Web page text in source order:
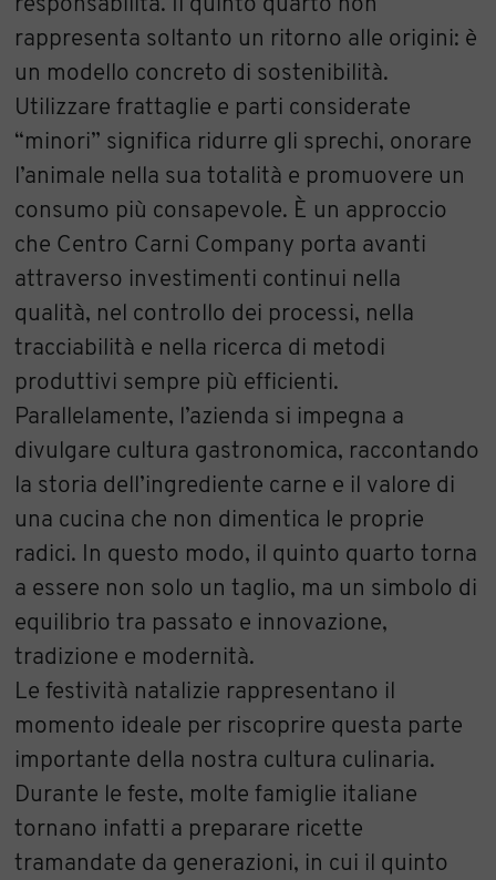
responsabilità. Il quinto quarto non
rappresenta soltanto un ritorno alle origini: è
un modello concreto di sostenibilità.
Utilizzare frattaglie e parti considerate
“minori” significa ridurre gli sprechi, onorare
l’animale nella sua totalità e promuovere un
consumo più consapevole. È un approccio
che Centro Carni Company porta avanti
attraverso investimenti continui nella
qualità, nel controllo dei processi, nella
tracciabilità e nella ricerca di metodi
produttivi sempre più efficienti.
Parallelamente, l’azienda si impegna a
divulgare cultura gastronomica, raccontando
la storia dell’ingrediente carne e il valore di
una cucina che non dimentica le proprie
radici. In questo modo, il quinto quarto torna
a essere non solo un taglio, ma un simbolo di
equilibrio tra passato e innovazione,
tradizione e modernità.
Le festività natalizie rappresentano il
momento ideale per riscoprire questa parte
importante della nostra cultura culinaria.
Durante le feste, molte famiglie italiane
tornano infatti a preparare ricette
tramandate da generazioni, in cui il quinto